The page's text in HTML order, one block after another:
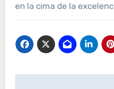
en la cima de la